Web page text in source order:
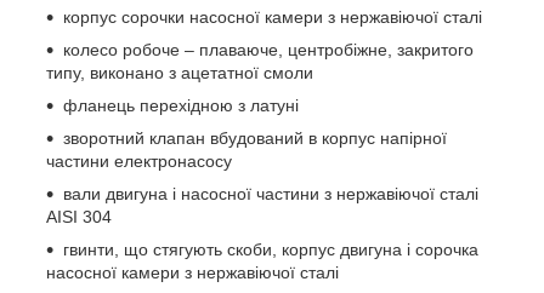
корпус сорочки насосної камери з нержавіючої сталі
колесо робоче – плаваюче, центробіжне, закритого
типу, виконано з ацетатної смоли
фланець перехідною з латуні
зворотний клапан вбудований в корпус напірної
частини електронасосу
вали двигуна і насосної частини з нержавіючої сталі
AISI 304
гвинти, що стягують скоби, корпус двигуна і сорочка
насосної камери з нержавіючої сталі